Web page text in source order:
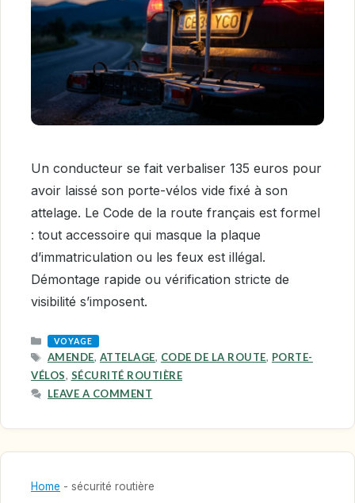
Un conducteur se fait verbaliser 135 euros pour
avoir laissé son porte-vélos vide fixé à son
attelage. Le Code de la route français est formel
: tout accessoire qui masque la plaque
d’immatriculation ou les feux est illégal.
Démontage rapide ou vérification stricte de
visibilité s’imposent.
CATEGORIES
VOYAGE
TAGS
AMENDE, ATTELAGE, CODE DE LA ROUTE, PORTE-
VÉLOS, SÉCURITÉ ROUTIÈRE
LEAVE A COMMENT
Home - sécurité routière